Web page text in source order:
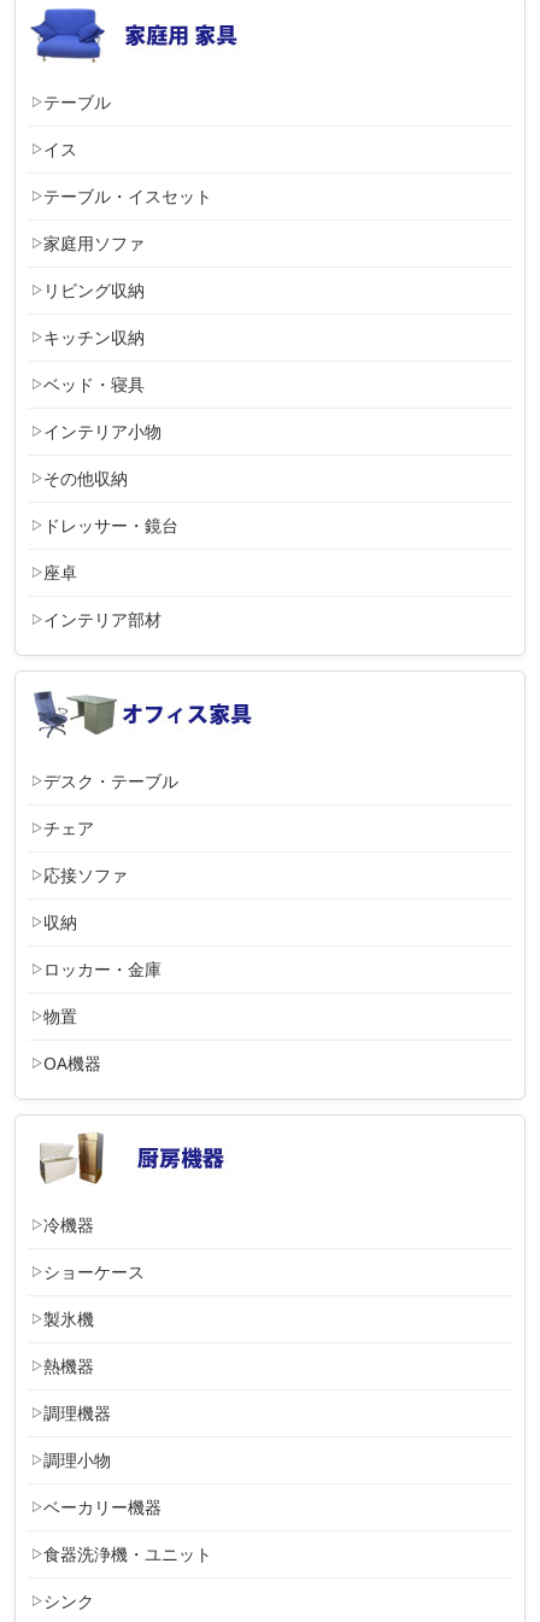
テーブル
イス
テーブル・イスセット
家庭用ソファ
リビング収納
キッチン収納
ベッド・寝具
インテリア小物
その他収納
ドレッサー・鏡台
座卓
インテリア部材
デスク・テーブル
チェア
応接ソファ
収納
ロッカー・金庫
物置
OA機器
冷機器
ショーケース
製氷機
熱機器
調理機器
調理小物
ベーカリー機器
食器洗浄機・ユニット
シンク